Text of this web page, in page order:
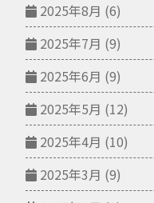
2025年8月 (6)
2025年7月 (9)
2025年6月 (9)
2025年5月 (12)
2025年4月 (10)
2025年3月 (9)